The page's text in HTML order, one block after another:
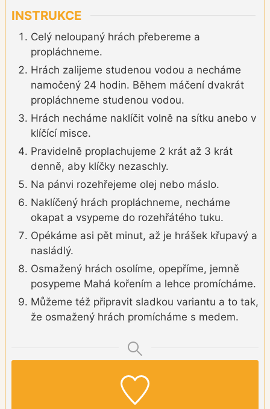
INSTRUKCE
Celý neloupaný hrách přebereme a
propláchneme.
Hrách zalijeme studenou vodou a necháme
namočený 24 hodin. Během máčení dvakrát
propláchneme studenou vodou.
Hrách necháme naklíčit volně na sítku anebo v
klíčící misce.
Pravidelně proplachujeme 2 krát až 3 krát
denně, aby klíčky nezaschly.
Na pánvi rozehřejeme olej nebo máslo.
Naklíčený hrách propláchneme, necháme
okapat a vsypeme do rozehřátého tuku.
Opékáme asi pět minut, až je hrášek křupavý a
nasládlý.
Osmažený hrách osolíme, opepříme, jemně
posypeme Mahá kořením a lehce promícháme.
Můžeme též připravit sladkou variantu a to tak,
že osmažený hrách promícháme s medem.